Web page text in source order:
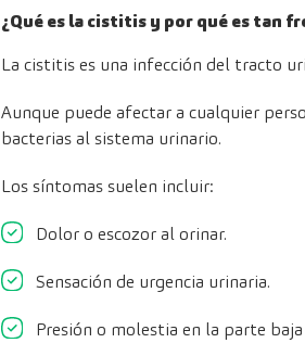
¿Qué es la cistitis y por qué es tan
La cistitis es una infección del tracto
Aunque puede afectar a cualquier
bacterias al sistema urinario.
Los síntomas suelen incluir:
Dolor o escozor al orinar.
Sensación de urgencia urinaria.
Presión o molestia en la parte